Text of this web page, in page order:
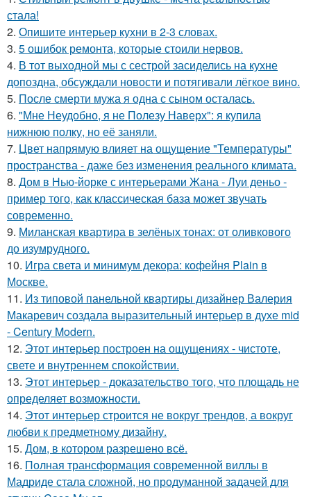
стала!
2. Опишите интерьер кухни в 2-3 словах.
3. 5 ошибок ремонта, которые стоили нервов.
4. В тот выходной мы с сестрой засиделись на кухне
допоздна, обсуждали новости и потягивали лёгкое вино.
5. После смерти мужа я одна с сыном осталась.
6. "Мне Неудобно, я не Полезу Наверх": я купила
нижнюю полку, но её заняли.
7. Цвет напрямую влияет на ощущение "Температуры"
пространства - даже без изменения реального климата.
8. Дом в Нью-йорке с интерьерами Жана - Луи деньо -
пример того, как классическая база может звучать
современно.
9. Миланская квартира в зелёных тонах: от оливкового
до изумрудного.
10. Игра света и минимум декора: кофейня Plain в
Москве.
11. Из типовой панельной квартиры дизайнер Валерия
Макаревич создала выразительный интерьер в духе mid
- Century Modern.
12. Этот интерьер построен на ощущениях - чистоте,
свете и внутреннем спокойствии.
13. Этот интерьер - доказательство того, что площадь не
определяет возможности.
14. Этот интерьер строится не вокруг трендов, а вокруг
любви к предметному дизайну.
15. Дом, в котором разрешено всё.
16. Полная трансформация современной виллы в
Мадриде стала сложной, но продуманной задачей для